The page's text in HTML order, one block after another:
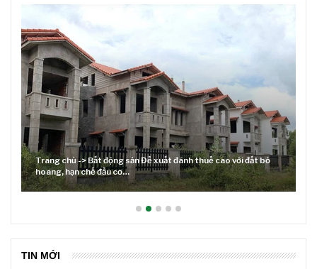
Trang chủ -> Bất động sản Đề xuất đánh thuế cao với đất bỏ
hoang, hạn chế đầu cơ…
TIN MỚI